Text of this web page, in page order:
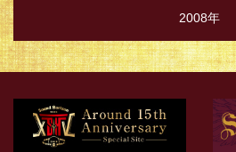
2008年